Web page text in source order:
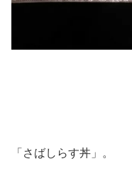
「さばしらす丼」。